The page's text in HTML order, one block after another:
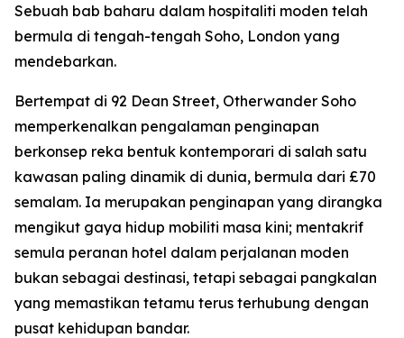
Sebuah bab baharu dalam hospitaliti moden telah
bermula di tengah-tengah Soho, London yang
mendebarkan.
Bertempat di 92 Dean Street, Otherwander Soho
memperkenalkan pengalaman penginapan
berkonsep reka bentuk kontemporari di salah satu
kawasan paling dinamik di dunia, bermula dari £70
semalam. Ia merupakan penginapan yang dirangka
mengikut gaya hidup mobiliti masa kini; mentakrif
semula peranan hotel dalam perjalanan moden
bukan sebagai destinasi, tetapi sebagai pangkalan
yang memastikan tetamu terus terhubung dengan
pusat kehidupan bandar.